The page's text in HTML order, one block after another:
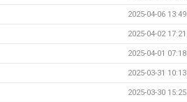
2025-04-06 13:49
2025-04-02 17:21
2025-04-01 07:18
2025-03-31 10:13
2025-03-30 15:25